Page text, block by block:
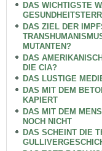
DAS WICHTIGSTE
DAS ZIEL DER
MUTANTEN?
DAS
DIE CIA?
DAS LUSTIGE
DAS MIT DEM
KAPIERT
DAS MIT DEM
NOCH NICHT
DAS SCHEINT DIE